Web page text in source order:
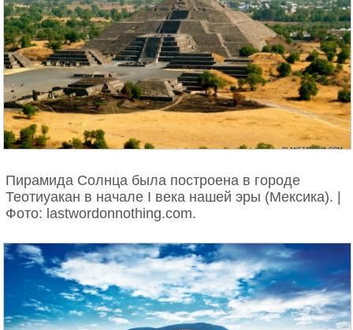
Пирамида Солнца была построена в городе
Теотиуакан в начале I века нашей эры (Мексика). |
Фото: lastwordonnothing.com.